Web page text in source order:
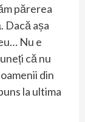
părerea
Dacă așa
Nu e
că nu
din
la ultima